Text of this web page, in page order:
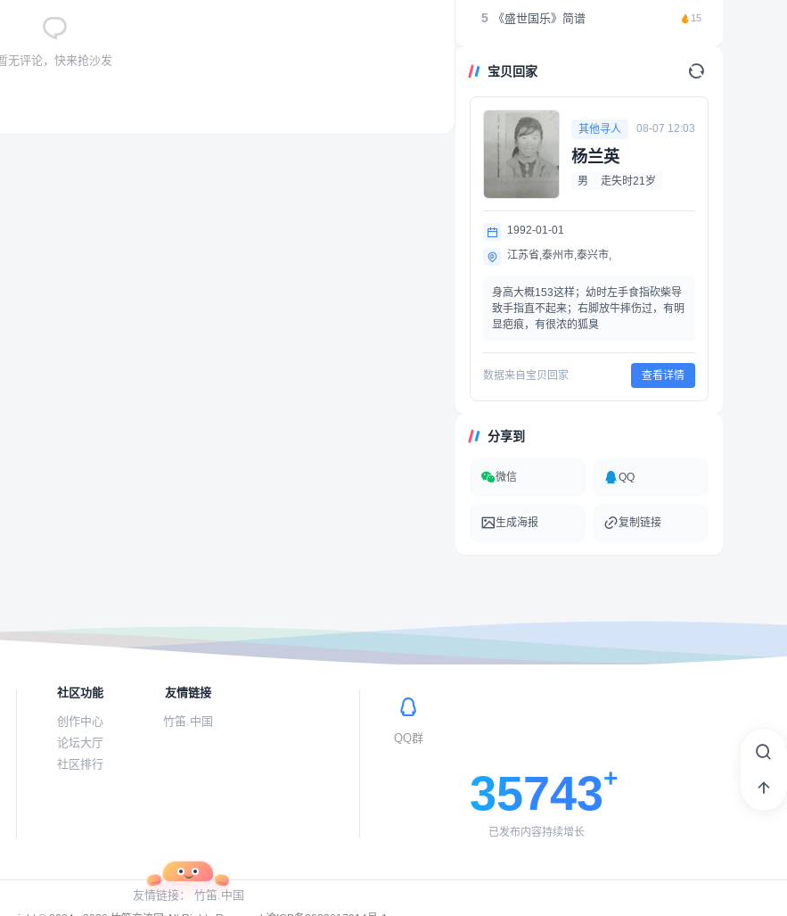
无评论，快来抢沙发
5 《盛世国乐》简谱 15
宝贝回家
其他寻人 08-07 12:03
杨兰英
男 走失时21岁
1992-01-01
江苏省,泰州市,泰兴市,
身高大概153这样；幼时左手食指砍柴导
致手指直不起来；右脚放牛摔伤过，有明
显疤痕，有很浓的狐臭
数据来自宝贝回家 查看详情
分享到
微信 QQ
生成海报 复制链接
社区功能
创作中心
论坛大厅
社区排行
友情链接
竹笛.中国
QQ群
35743
已发布内容持续增长
友情链接： 竹笛.中国